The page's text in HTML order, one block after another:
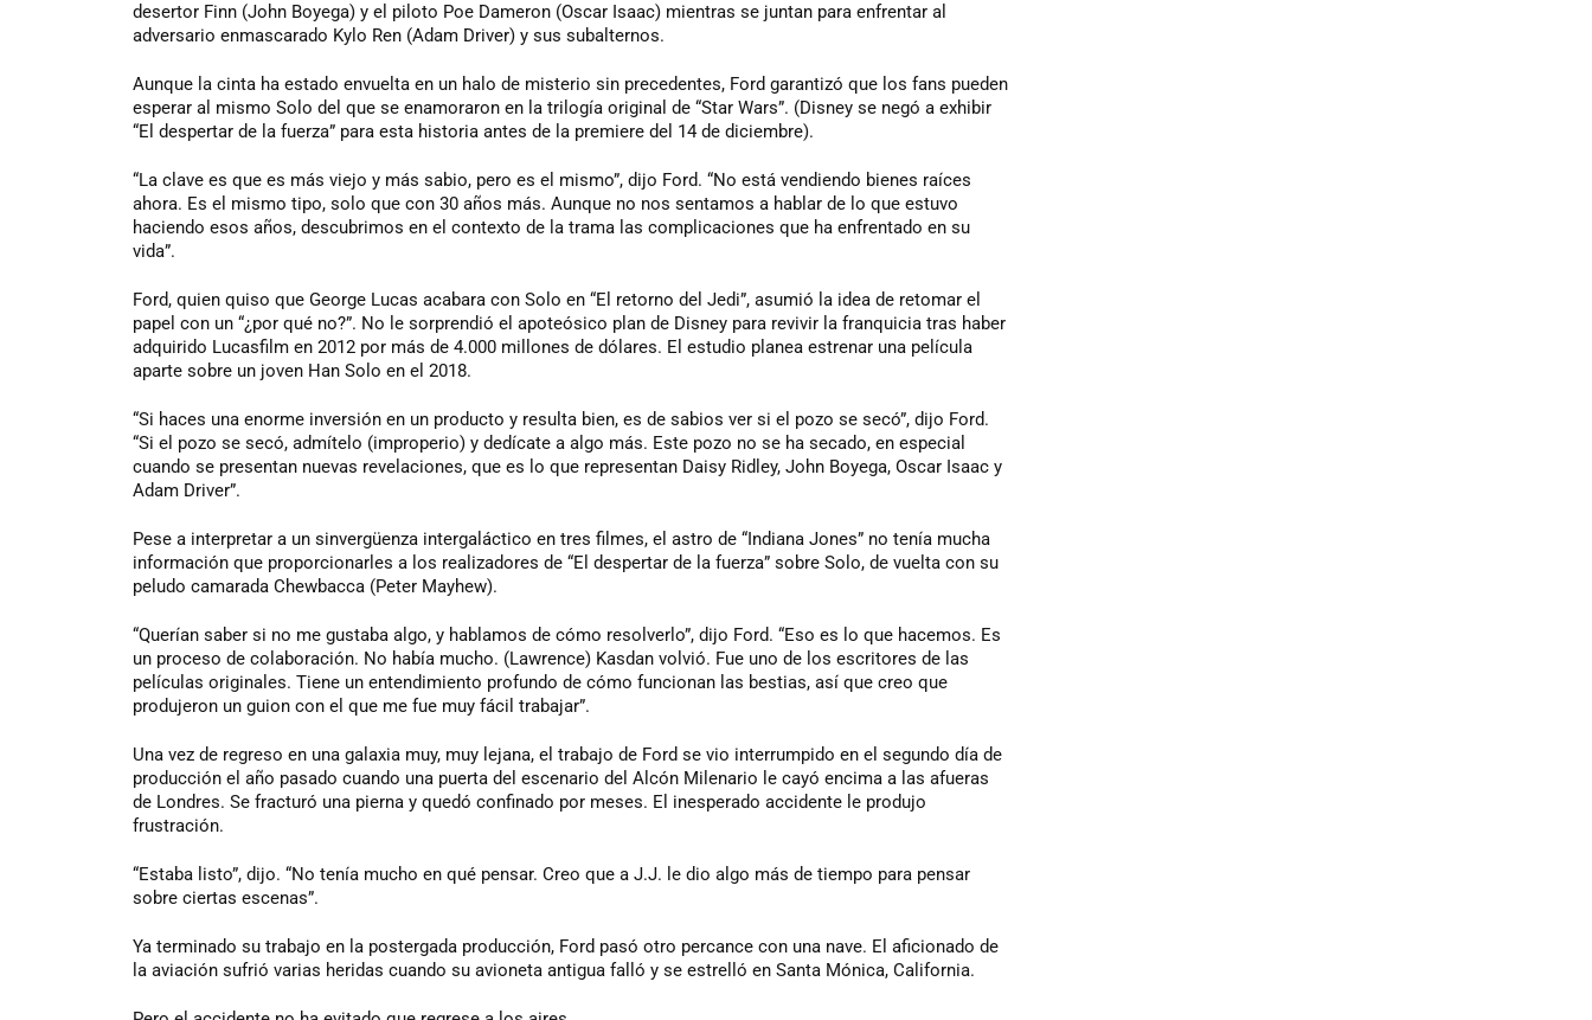
desertor Finn (John Boyega) y el piloto Poe Dameron (Oscar Isaac) mientras se juntan para enfrentar al
adversario enmascarado Kylo Ren (Adam Driver) y sus subalternos.
Aunque la cinta ha estado envuelta en un halo de misterio sin precedentes, Ford garantizó que los fans pueden
esperar al mismo Solo del que se enamoraron en la trilogía original de “Star Wars”. (Disney se negó a exhibir
“El despertar de la fuerza” para esta historia antes de la premiere del 14 de diciembre).
“La clave es que es más viejo y más sabio, pero es el mismo”, dijo Ford. “No está vendiendo bienes raíces
ahora. Es el mismo tipo, solo que con 30 años más. Aunque no nos sentamos a hablar de lo que estuvo
haciendo esos años, descubrimos en el contexto de la trama las complicaciones que ha enfrentado en su
vida”.
Ford, quien quiso que George Lucas acabara con Solo en “El retorno del Jedi”, asumió la idea de retomar el
papel con un “¿por qué no?”. No le sorprendió el apoteósico plan de Disney para revivir la franquicia tras haber
adquirido Lucasfilm en 2012 por más de 4.000 millones de dólares. El estudio planea estrenar una película
aparte sobre un joven Han Solo en el 2018.
“Si haces una enorme inversión en un producto y resulta bien, es de sabios ver si el pozo se secó”, dijo Ford.
“Si el pozo se secó, admítelo (improperio) y dedícate a algo más. Este pozo no se ha secado, en especial
cuando se presentan nuevas revelaciones, que es lo que representan Daisy Ridley, John Boyega, Oscar Isaac y
Adam Driver”.
Pese a interpretar a un sinvergüenza intergaláctico en tres filmes, el astro de “Indiana Jones” no tenía mucha
información que proporcionarles a los realizadores de “El despertar de la fuerza” sobre Solo, de vuelta con su
peludo camarada Chewbacca (Peter Mayhew).
“Querían saber si no me gustaba algo, y hablamos de cómo resolverlo”, dijo Ford. “Eso es lo que hacemos. Es
un proceso de colaboración. No había mucho. (Lawrence) Kasdan volvió. Fue uno de los escritores de las
películas originales. Tiene un entendimiento profundo de cómo funcionan las bestias, así que creo que
produjeron un guion con el que me fue muy fácil trabajar”.
Una vez de regreso en una galaxia muy, muy lejana, el trabajo de Ford se vio interrumpido en el segundo día de
producción el año pasado cuando una puerta del escenario del Alcón Milenario le cayó encima a las afueras
de Londres. Se fracturó una pierna y quedó confinado por meses. El inesperado accidente le produjo
frustración.
“Estaba listo”, dijo. “No tenía mucho en qué pensar. Creo que a J.J. le dio algo más de tiempo para pensar
sobre ciertas escenas”.
Ya terminado su trabajo en la postergada producción, Ford pasó otro percance con una nave. El aficionado de
la aviación sufrió varias heridas cuando su avioneta antigua falló y se estrelló en Santa Mónica, California.